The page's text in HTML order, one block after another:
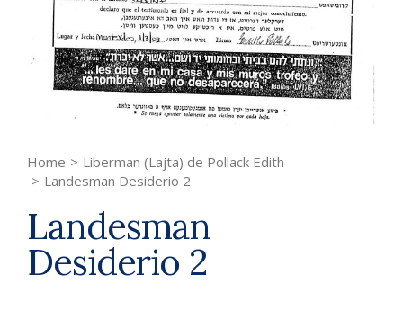
Home > Liberman (Lajta) de Pollack Edith
> Landesman Desiderio 2
Landesman
Desiderio 2